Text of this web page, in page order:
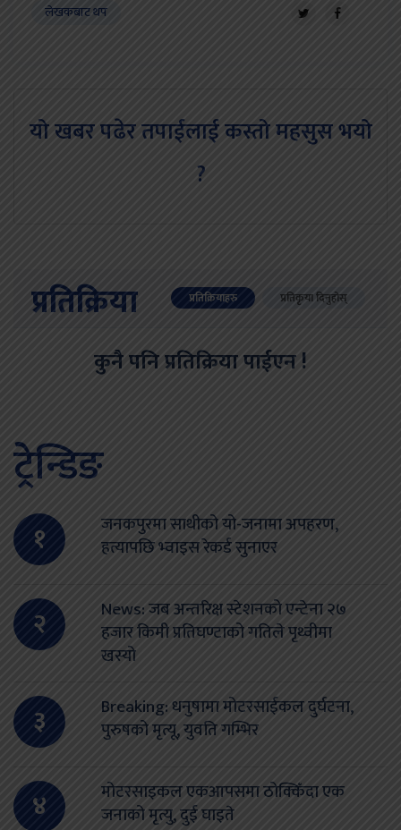
लेखकबाट थप
यो खबर पढेर तपाईलाई कस्तो महसुस भयो
?
प्रतिक्रिया प्रतिक्रियाहरु प्रतिकृया दिनुहोस्
कुनै पनि प्रतिक्रिया पाईएन !
ट्रेन्डिङ
१
जनकपुरमा साथीको यो-जनामा अपहरण,
हत्यापछि भ्वाइस रेकर्ड सुनाएर
२
News: जब अन्तरिक्ष स्टेशनको एन्टेना २७
हजार किमी प्रतिघण्टाको गतिले पृथ्वीमा
खस्यो
३
Breaking: धनुषामा मोटरसाईकल दुर्घटना,
पुरुषको मृत्यू, युवति गम्भिर
४
मोटरसाइकल एकआपसमा ठोक्किँदा एक
जनाको मृत्यु, दुई घाइते